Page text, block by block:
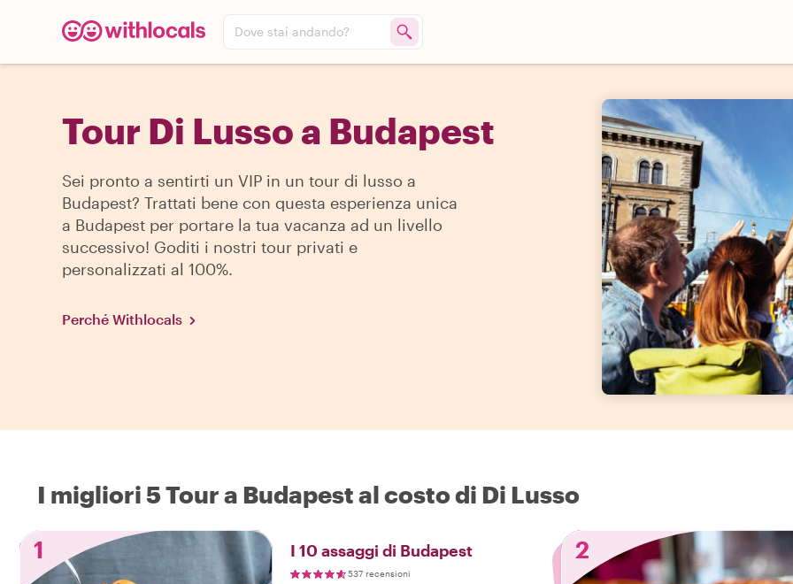
Dove stai andando?
Tour Di Lusso a Budapest
Sei pronto a sentirti un VIP in un tour di lusso a
Budapest? Trattati bene con questa esperienza unica
a Budapest per portare la tua vacanza ad un livello
successivo! Goditi i nostri tour privati e
personalizzati al 100%.
Perché Withlocals
I migliori 5 Tour a Budapest al costo di Di Lusso
1
I 10 assaggi di Budapest
537 recensioni
2